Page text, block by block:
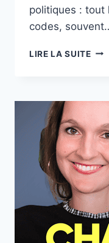
politiques : tout
codes,
LIRE LA SUITE
:
LE
DES